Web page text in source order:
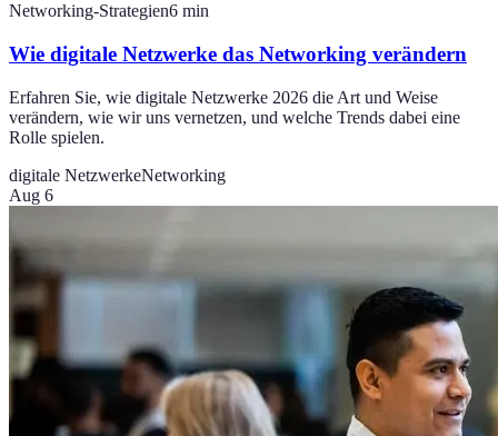
Networking-Strategien6 min
Wie digitale Netzwerke das Networking verändern
Erfahren Sie, wie digitale Netzwerke 2026 die Art und Weise
verändern, wie wir uns vernetzen, und welche Trends dabei eine
Rolle spielen.
digitale NetzwerkeNetworking
Aug 6